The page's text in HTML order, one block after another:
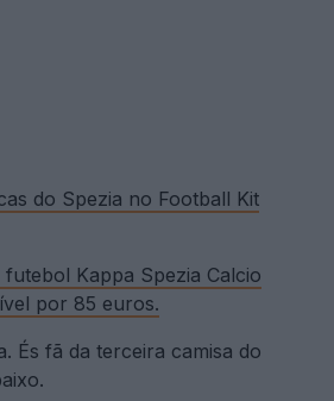
do Spezia no Football Kit
Kappa Spezia Calcio
por 85 euros.
És fã da terceira camisa do